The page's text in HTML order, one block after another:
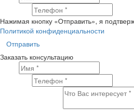
Нажимая кнопку «Отправить», я
Политикой конфиденциальности
Отправить
Заказать консультацию